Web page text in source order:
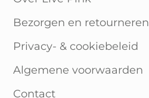
Bezorgen en retourneren
Privacy- & cookiebeleid
Algemene voorwaarden
Contact